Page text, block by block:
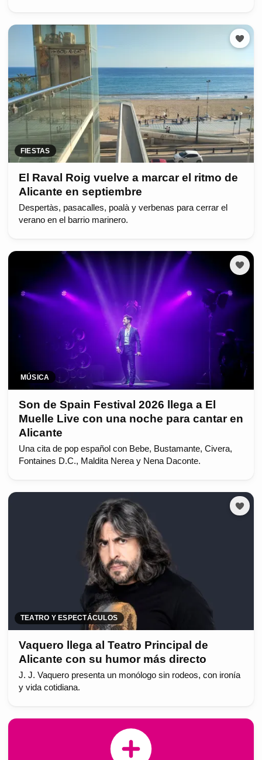
FIESTAS
El Raval Roig vuelve a marcar el ritmo de
Alicante en septiembre
Despertàs, pasacalles, poalà y verbenas para cerrar el
verano en el barrio marinero.
MÚSICA
Son de Spain Festival 2026 llega a El
Muelle Live con una noche para cantar en
Alicante
Una cita de pop español con Bebe, Bustamante, Civera,
Fontaines D.C., Maldita Nerea y Nena Daconte.
TEATRO Y ESPECTÁCULOS
Vaquero llega al Teatro Principal de
Alicante con su humor más directo
J. J. Vaquero presenta un monólogo sin rodeos, con ironía
y vida cotidiana.